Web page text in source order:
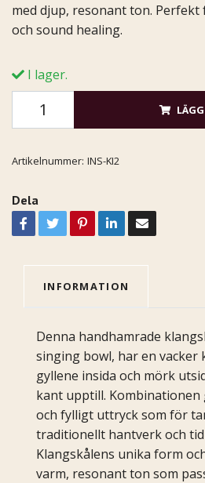
med djup, resonant ton.
och sound healing.
I lager.
Artikelnummer: INS-KI2
Dela
INFORMATION
Denna handhamrade
singing bowl, har en vacker
gyllene insida och mörk
kant upptill. Kombinationen
och fylligt uttryck som för
traditionellt hantverk och
Klangskålens unika form
varm, resonant ton som